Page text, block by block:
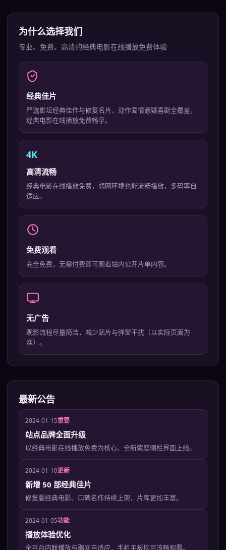
为什么选择我们
专业、免费、高清的经典电影在线播放免费体验
经典佳片
严选影坛经典佳作与修复名片，动作爱情悬疑喜剧全覆盖，
经典电影在线播放免费畅享。
4K
高清流畅
经典电影在线播放免费，弱网环境也能流畅播放，多码率自
适应。
免费观看
完全免费，无需付费即可观看站内公开片单内容。
无广告
观影流程尽量简洁，减少贴片与弹窗干扰（以实际页面为
准）。
最新公告
2024-01-15重要
站点品牌全面升级
以经典电影在线播放免费为核心，全新紫庭侧栏界面上线。
2024-01-10更新
新增 50 部经典佳片
修复版经典电影、口碑名作持续上架，片库更加丰富。
2024-01-05功能
播放体验优化
全平台内联播放与弱网自适应，手机平板均可流畅观看。